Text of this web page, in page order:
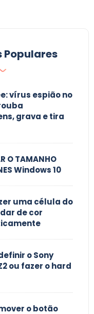
Populares
vírus espião no
grava e tira
O TAMANHO
Windows 10
uma célula do
de cor
o Sony
ou fazer o hard
o botão